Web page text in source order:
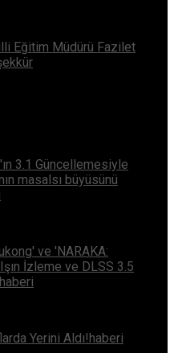
Eğitim Müdürü Fazilet
3.1 Güncellemesiyle
masalsı büyüsünü
ve 'NARAKA:
İzleme ve DLSS 3.5
Yerini Aldı!haberi